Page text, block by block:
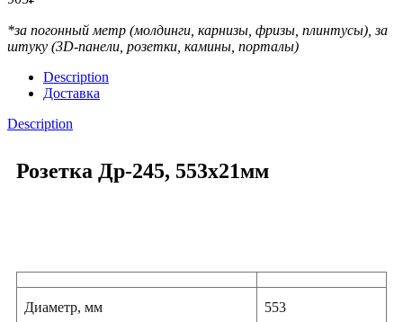
*за погонный метр (молдинги, карнизы, фризы, плинтусы), за
штуку (3D-панели, розетки, камины, порталы)
Description
Доставка
Description
Розетка Др-245, 553х21мм
Диаметр, мм 553